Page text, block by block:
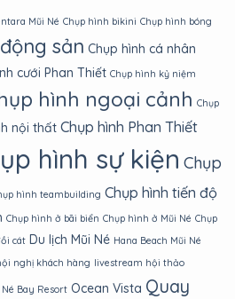
Mũi Né Chụp hình bikini Chụp hình bóng
sản Chụp hình cá nhân
cưới Phan Thiết Chụp hình kỷ niệm
hình ngoại cảnh Chụp
nội thất Chụp hình Phan Thiết
hình sự kiện Chụp
hình teambuilding Chụp hình tiến độ
Chụp hình ở bãi biển Chụp hình ở Mũi Né Chụp
cát Du lịch Mũi Né Hana Beach Mũi Né
nghị khách hàng livestream hội thảo
Né Bay Resort Ocean Vista Quay